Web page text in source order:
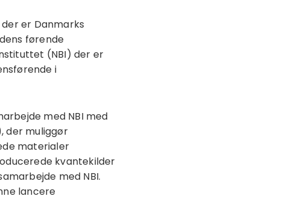
er Danmarks
førende
(NBI) der er
i
med NBI med
der muliggør
materialer
kvantekilder
med NBI.
lancere